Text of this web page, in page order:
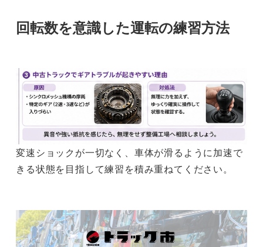
回転数を意識した運転の練習方法
変速ショックが一切なく、車体が滑るように加速で
きる状態を目指して練習を積み重ねてください。